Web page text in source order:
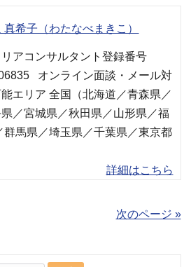
真希子（わたなべまきこ）
アコンサルタント登録番号
オンライン面談・メール対
エリア 全国（北海道／青森県／
／宮城県／秋田県／山形県／福
馬県／埼玉県／千葉県／東京都
詳細はこちら
次のページ »